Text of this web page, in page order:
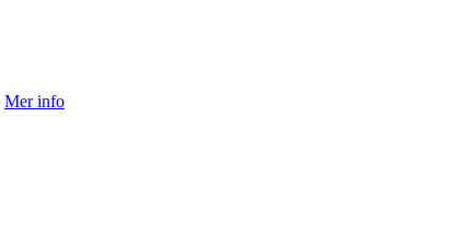
Mer info